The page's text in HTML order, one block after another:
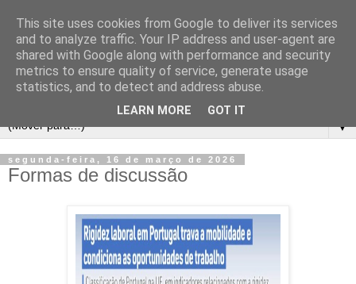
▼
segunda-feira, 16 de março de 2026
Formas de discussão
This site uses cookies from Google to deliver its services
and to analyze traffic. Your IP address and user-agent are
shared with Google along with performance and security
metrics to ensure quality of service, generate usage
statistics, and to detect and address abuse.
LEARN MORE GOT IT